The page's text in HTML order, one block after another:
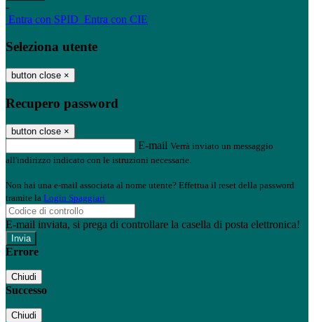
-
Entra con SPID Entra con CIE
Seleziona utente
button close ×
Recupero password
button close ×
E-mail Verrà inviato un messaggio
all'indirizzo indicato con le istruzioni necessarie.
Non hai una e-mail associata al nome utente? Effettua il reset della password
tramite la Login Spaggiari
E-mail inviata, si prega di controllare la casella di posta elettronica!
Errore
Chiudi
Successo
Chiudi